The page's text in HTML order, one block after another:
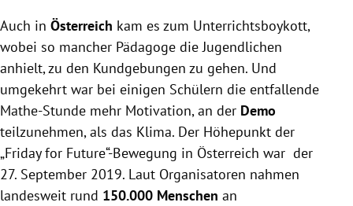
Auch in Österreich kam es zum Unterrichtsboykott,
wobei so mancher Pädagoge die Jugendlichen
anhielt, zu den Kundgebungen zu gehen. Und
umgekehrt war bei einigen Schülern die entfallende
Mathe-Stunde mehr Motivation, an der Demo
teilzunehmen, als das Klima. Der Höhepunkt der
„Friday for Future“-Bewegung in Österreich war der
27. September 2019. Laut Organisatoren nahmen
landesweit rund 150.000 Menschen an